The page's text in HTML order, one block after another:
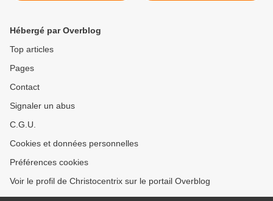
Hébergé par Overblog
Top articles
Pages
Contact
Signaler un abus
C.G.U.
Cookies et données personnelles
Préférences cookies
Voir le profil de Christocentrix sur le portail Overblog